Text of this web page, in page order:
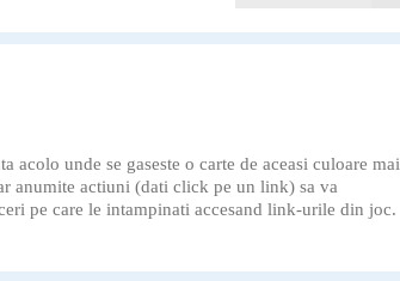
acolo unde se gaseste o carte de aceasi culoare mai
anumite actiuni (dati click pe un link) sa va
pe care le intampinati accesand link-urile din joc.